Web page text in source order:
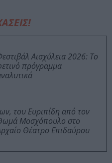
Αισχύλεια 2026: Το
πρόγραμμα
του Ευριπίδη από τον
Μοσχόπουλο στο
Θέατρο Επιδαύρου